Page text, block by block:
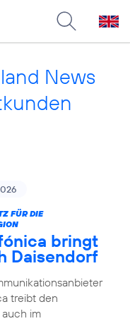
News
FÜR DIE
bringt
Daisendorf
treibt den
im